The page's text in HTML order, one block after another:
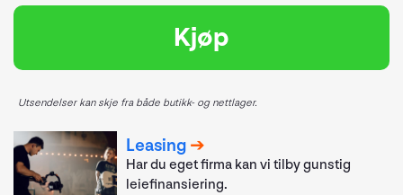
Kjøp
Utsendelser kan skje fra både butikk- og nettlager.
Leasing
Har du eget firma kan vi tilby gunstig
leiefinansiering.